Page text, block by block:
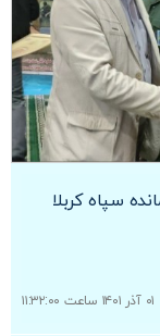
سپاه کربلا
۰۱ آذر ۱۴۰۱ ساعت ۱۱:۳۲:۰۰